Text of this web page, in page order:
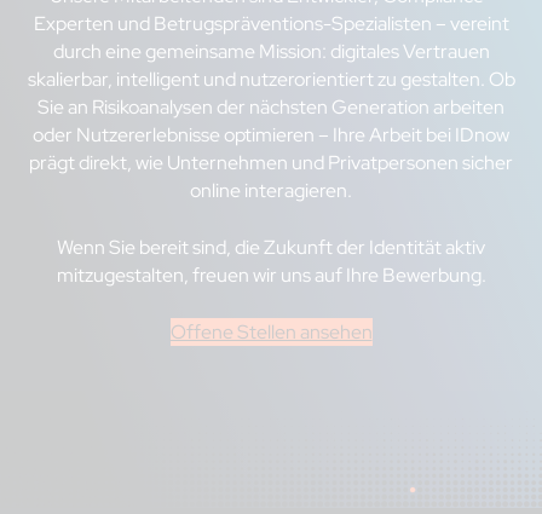
Experten und Betrugspräventions-Spezialisten – vereint
durch eine gemeinsame Mission: digitales Vertrauen
skalierbar, intelligent und nutzerorientiert zu gestalten. Ob
Sie an Risikoanalysen der nächsten Generation arbeiten
oder Nutzererlebnisse optimieren – Ihre Arbeit bei IDnow
prägt direkt, wie Unternehmen und Privatpersonen sicher
online interagieren.
Wenn Sie bereit sind, die Zukunft der Identität aktiv
mitzugestalten, freuen wir uns auf Ihre Bewerbung.
Offene Stellen ansehen